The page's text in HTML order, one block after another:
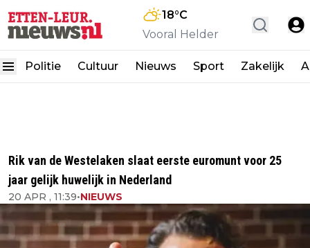
18°C
Vooral Helder
Politie Cultuur Nieuws Sport Zakelijk
Rik van de Westelaken slaat eerste euromunt voor 25
jaar gelijk huwelijk in Nederland
20 APR , 11:39•NIEUWS